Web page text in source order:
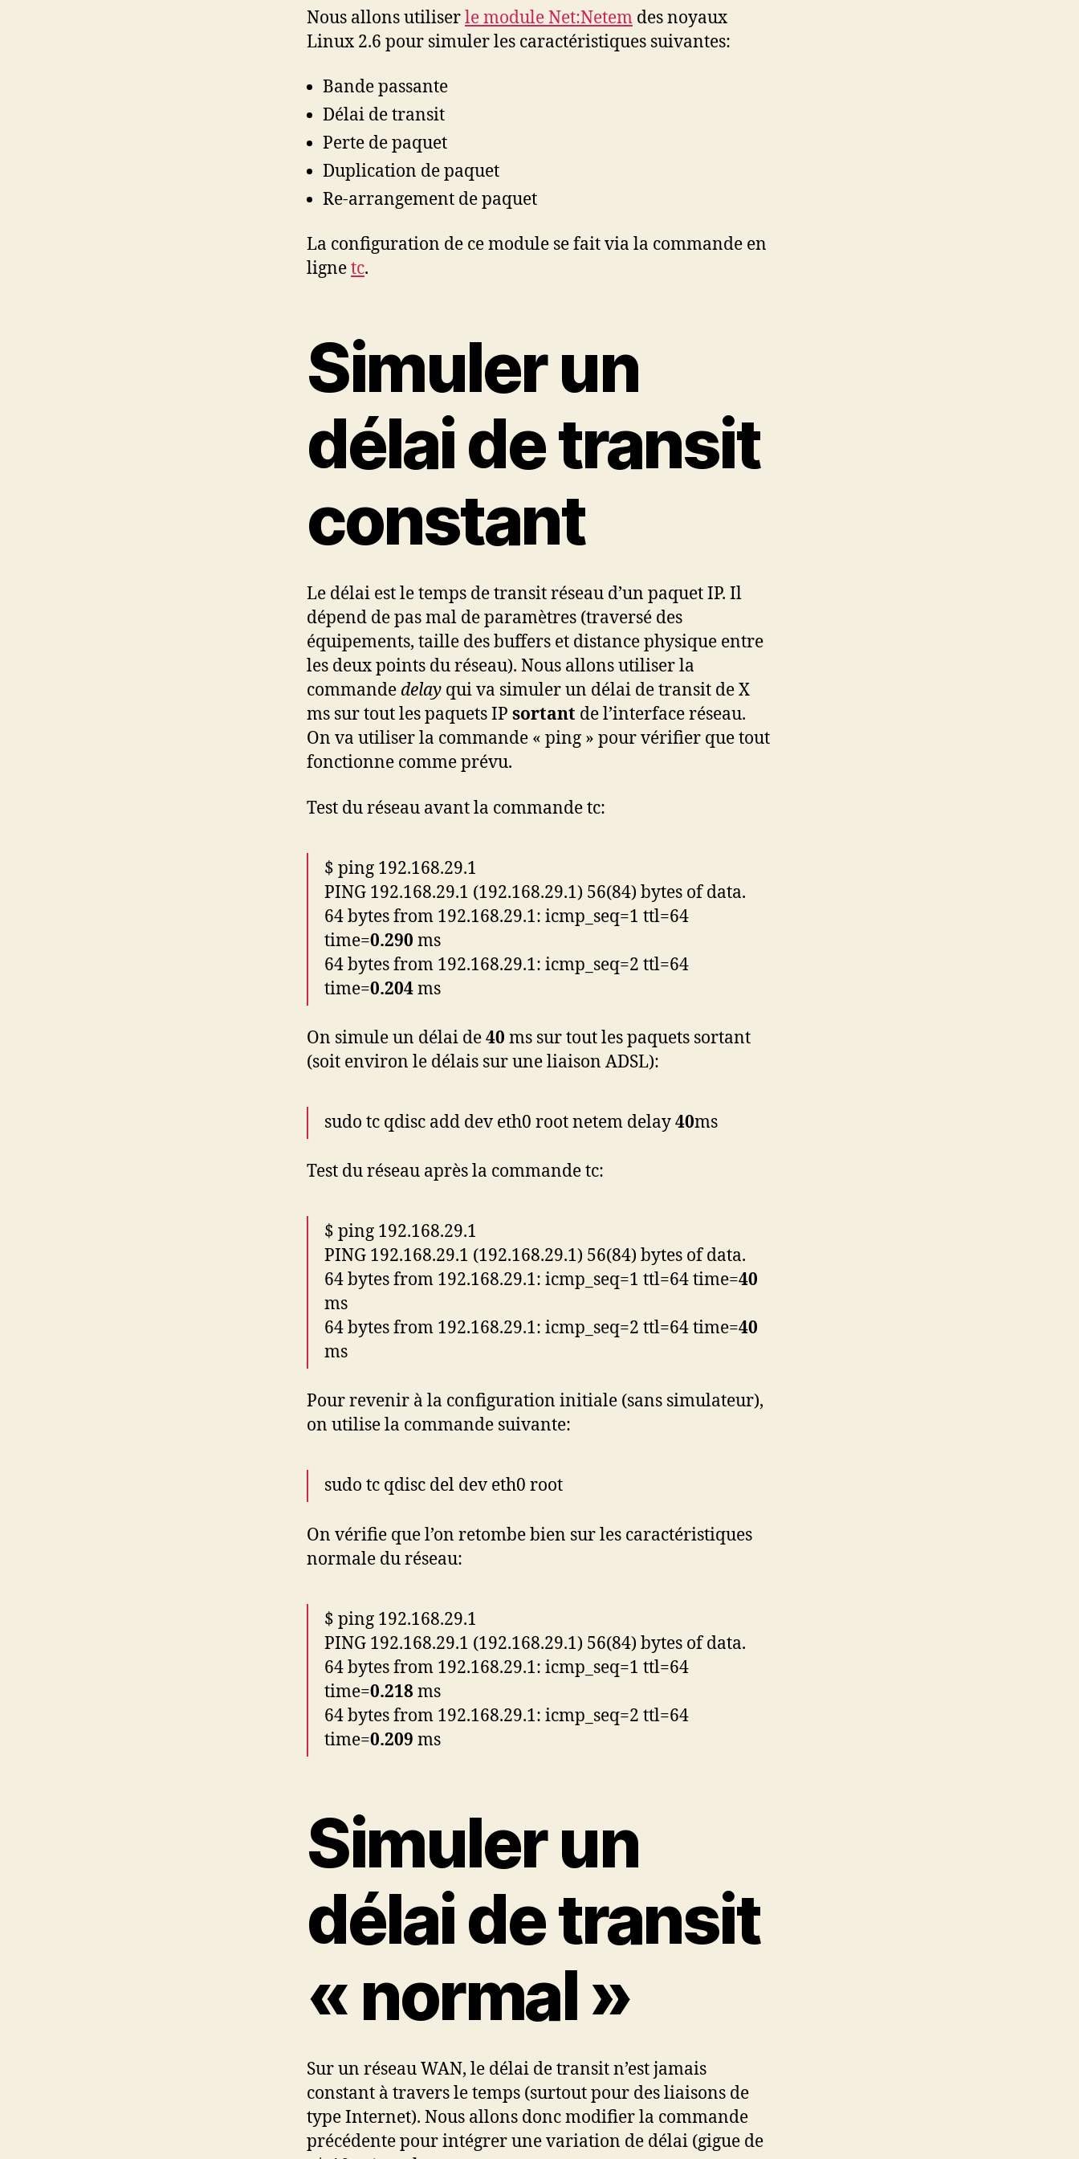
Nous allons utiliserle module Net:Netem des noyaux
Linux 2.6 pour simuler les caractéristiques suivantes:
Bande passante
Délai de transit
Perte de paquet
Duplication de paquet
Re-arrangement de paquet
La configuration de ce module se fait via la commande en
lignetc.
Simuler un
délai de transit
constant
Le délai est le temps de transit réseau d’un paquet IP. Il
dépend de pas mal de paramètres (traversé des
équipements, taille des buffers et distance physique entre
les deux points du réseau). Nous allons utiliser la
commande delay qui va simuler un délai de transit de X
ms sur tout les paquets IP sortant de l’interface réseau.
On va utiliser la commande « ping » pour vérifier que tout
fonctionne comme prévu.
Test du réseau avant la commande tc:
$ ping 192.168.29.1
PING 192.168.29.1 (192.168.29.1) 56(84) bytes of data.
64 bytes from 192.168.29.1: icmp_seq=1 ttl=64
time=0.290 ms
64 bytes from 192.168.29.1: icmp_seq=2 ttl=64
time=0.204ms
On simule un délai de40 ms sur tout les paquets sortant
(soit environ le délais sur une liaison ADSL):
sudo tc qdisc add dev eth0 root netem delay40ms
Test du réseau après la commande tc:
$ ping 192.168.29.1
PING 192.168.29.1 (192.168.29.1) 56(84) bytes of data.
64 bytes from 192.168.29.1: icmp_seq=1 ttl=64 time=40
ms
64 bytes from 192.168.29.1: icmp_seq=2 ttl=64 time=40
ms
Pour revenir à la configuration initiale (sans simulateur),
on utilise la commande suivante:
sudo tc qdisc del dev eth0 root
On vérifie que l’on retombe bien sur les caractéristiques
normale du réseau:
$ ping 192.168.29.1
PING 192.168.29.1 (192.168.29.1) 56(84) bytes of data.
64 bytes from 192.168.29.1: icmp_seq=1 ttl=64
time=0.218 ms
64 bytes from 192.168.29.1: icmp_seq=2 ttl=64
time=0.209 ms
Simuler un
délai de transit
« normal »
Sur un réseau WAN, le délai de transit n’est jamais
constant à travers le temps (surtout pour des liaisons de
type Internet). Nous allons donc modifier la commande
précédente pour intégrer une variation de délai (gigue de